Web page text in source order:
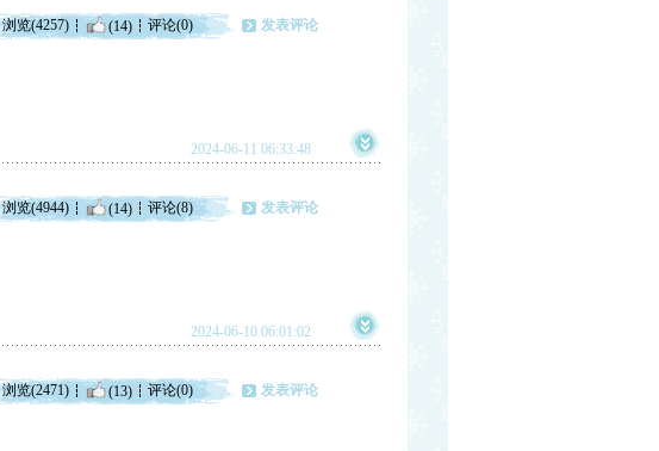
浏览(4257) (14) 评论(0) 发表评论
2024-06-11 06:33:48
浏览(4944) (14) 评论(8) 发表评论
2024-06-10 06:01:02
浏览(2471) (13) 评论(0) 发表评论